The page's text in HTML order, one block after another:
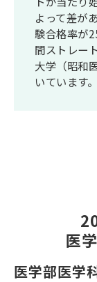
よって差が
験合格率が
間ストレー
大学（昭和
いています。
医
医学部医学